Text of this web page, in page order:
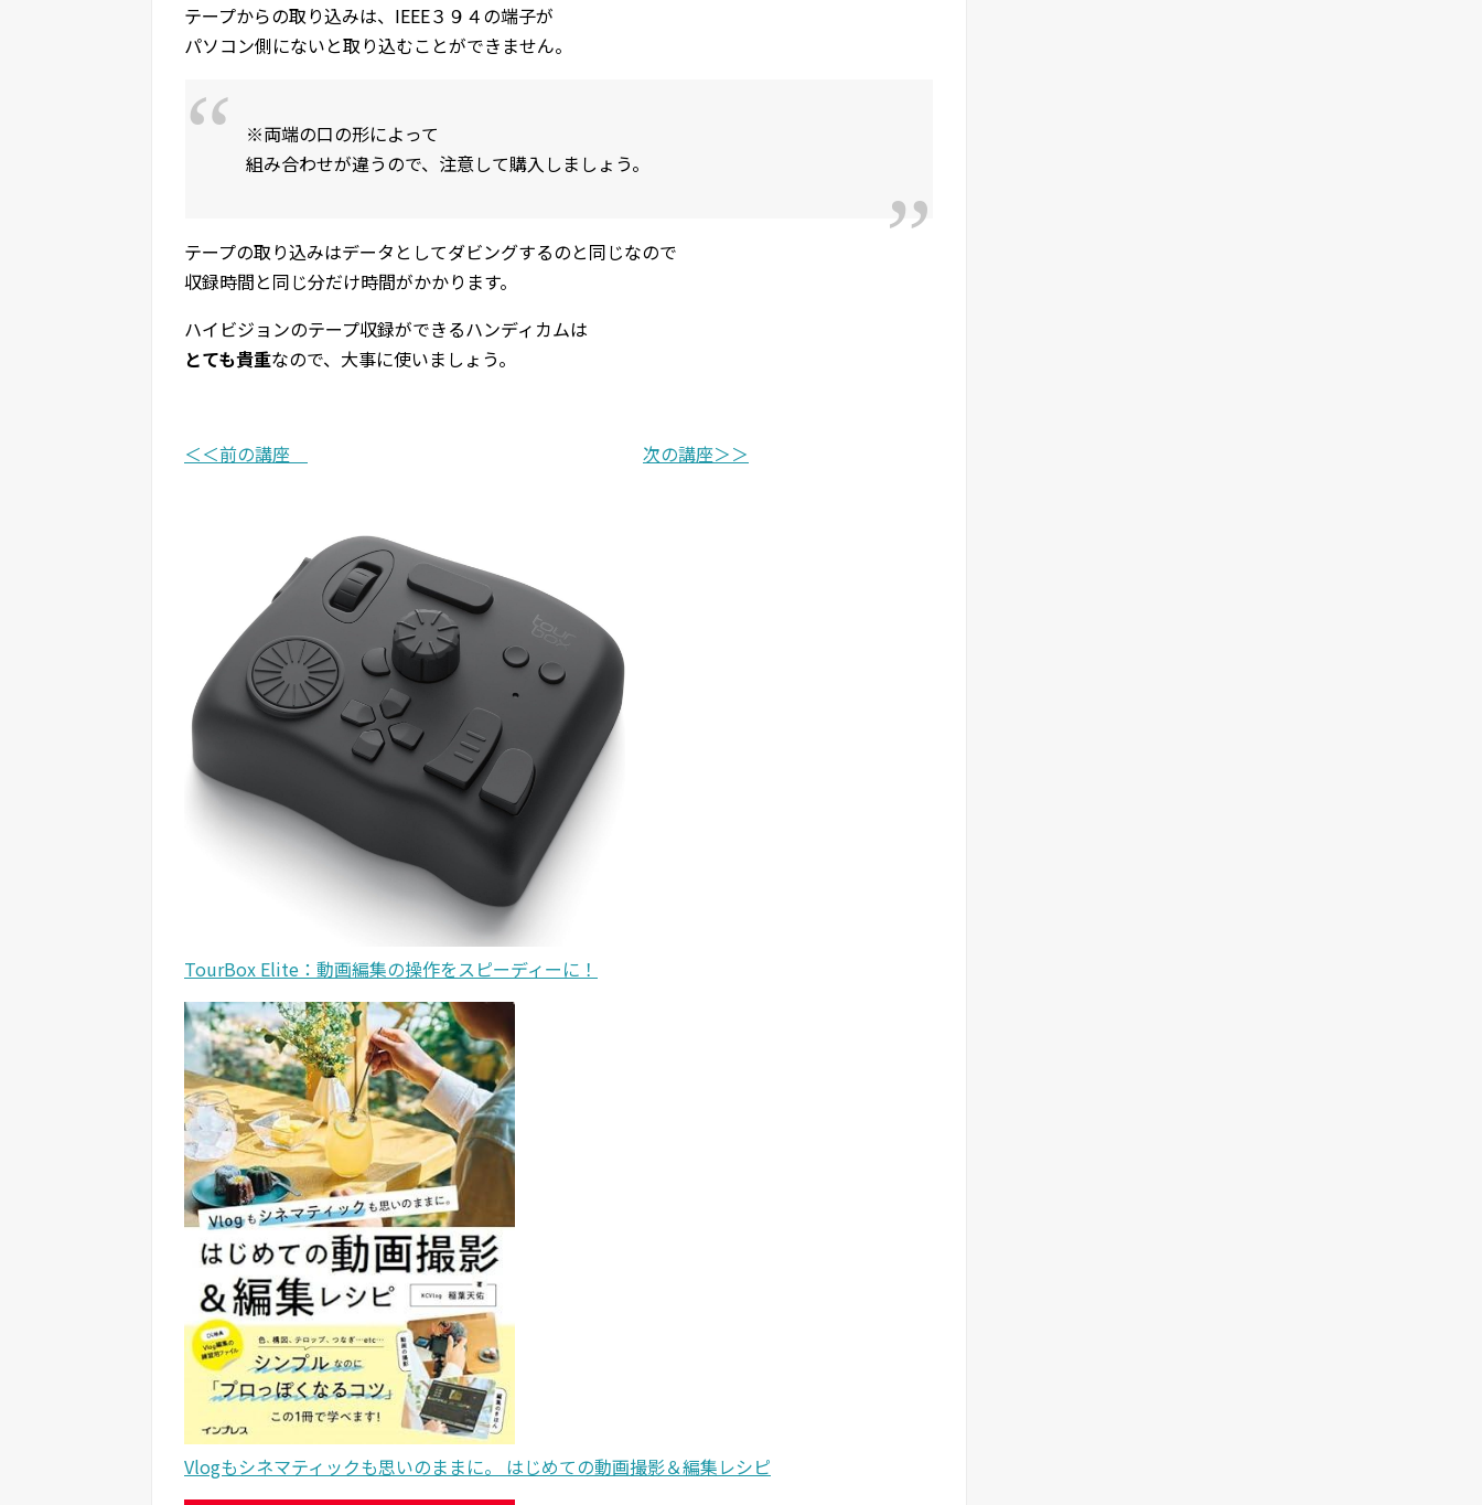
テープからの取り込みは、IEEE３９４の端子が
パソコン側にないと取り込むことができません。
※両端の口の形によって
組み合わせが違うので、注意して購入しましょう。
テープの取り込みはデータとしてダビングするのと同じなので
収録時間と同じ分だけ時間がかかります。
ハイビジョンのテープ収録ができるハンディカムは
とても貴重なので、大事に使いましょう。
＜＜前の講座 次の講座＞＞
TourBox Elite：動画編集の操作をスピーディーに！
Vlogもシネマティックも思いのままに。 はじめての動画撮影＆編集レシピ